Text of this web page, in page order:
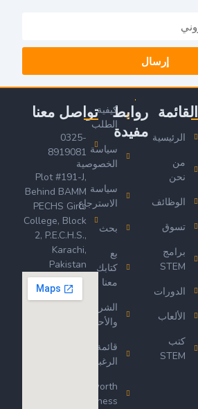
إرسال
القائمة
الرئيسية
من
نحن
الوظائف
تسوق
برامج
STEM
الدورات
الألعاب
كتب
STEM
روابط
مفيدة
كيفية
الطلب
سياسة
الخصوصية
سياسة
الاسترجاع
بحث
بع
كتابك
معنا
الشروط
والأحكام
قائمة
الرغبات
Wordsworth
Business
تواصل معنا
0325-
8919081
Plot #191-J,
Behind BAMM
PECHS Girls
College, Block
2, P.E.C.H.S.,
Karachi,
Pakistan